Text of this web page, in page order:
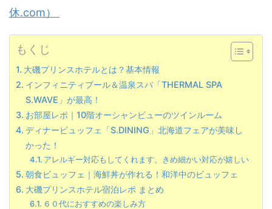
休.com）
もくじ
大磯プリンスホテルとは？基本情報
インフィニティプール＆温泉スパ「THERMAL SPA
S.WAVE」が最高！
お部屋レポ｜10階オーシャンビューのツインルーム
ディナービュッフェ「S.DINING」北海道フェアが美味し
かった！
アレルギー対応もしてくれます。きめ細かい対応が嬉しい
朝食ビュッフェ｜海鮮丼が作れる！和洋中のビュッフェ
大磯プリンスホテル宿泊レポ まとめ
６０代におすすめの楽しみ方